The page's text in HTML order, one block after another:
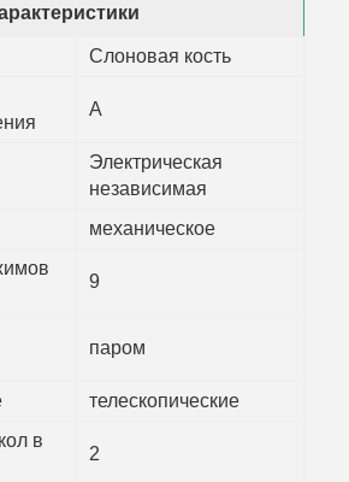
Слоновая кость
А
Электрическая
независимая
механическое
9
паром
телескопические
в
2